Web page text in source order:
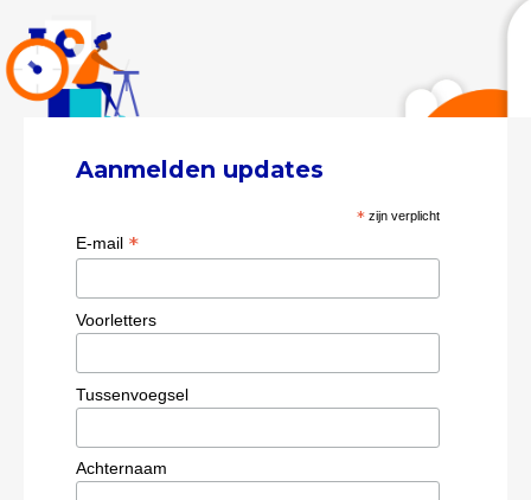
Aanmelden updates
* zijn verplicht
E-mail *
Voorletters
Tussenvoegsel
Achternaam